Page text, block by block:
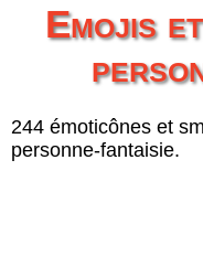
Emojis
244 émoticônes et
personne-fantaisie.